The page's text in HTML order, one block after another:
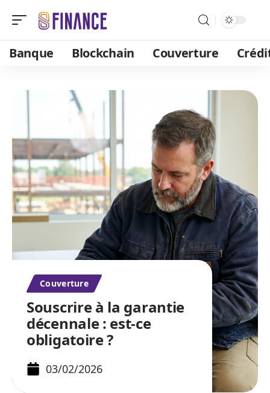
Banque Blockchain Couverture
Couverture
Souscrire à la garantie
décennale : est-ce
obligatoire ?
03/02/2026